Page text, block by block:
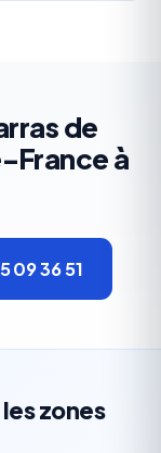
de
France à
09 36 51
zones